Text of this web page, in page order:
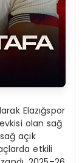
Elazığspor
olan sağ
açık
etkili